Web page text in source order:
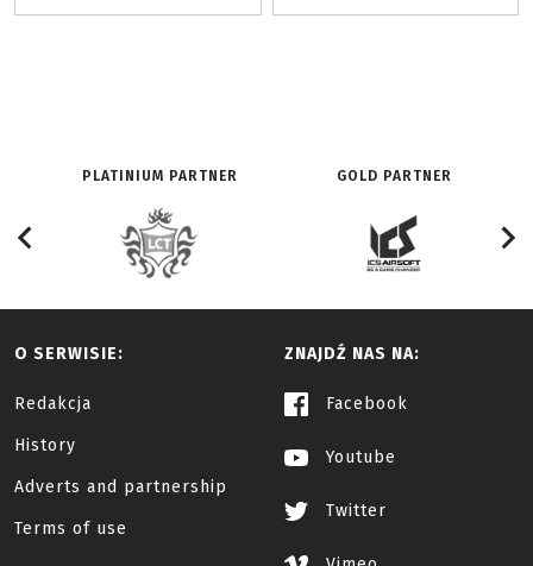
PLATINIUM PARTNER GOLD PARTNER
O SERWISIE:
Redakcja
History
Adverts and partnership
Terms of use
ZNAJDŹ NAS NA:
Facebook
Youtube
Twitter